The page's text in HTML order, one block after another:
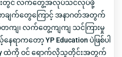
ျားတွင် လက်တွေ့အလုပ်သင်လုပ်ဖို့
ာချက်တွေကြောင့် အနာဂတ်အတွက်
ကျ၊ လက်တွေ့ကျကျ သင်ကြားမှု
ာကတော့ YP Education ပဲဖြစ်ပါ
ထဲကို ဝင် ရောက်လိုသူတိုင်းအတွက်